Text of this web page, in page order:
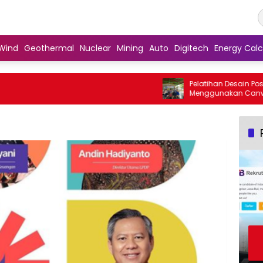
Geothermal Nuclear Mining Auto Digitech Energy
Pelatihan Desain Poster Digital
Menggunakan Canva
Penguatan Komunikasi